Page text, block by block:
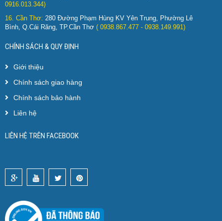
0916.013.344)
16. Cần Thơ: 280 Đường Phạm Hùng KV Yên Trung, Phường Lê
Bình, Q.Cái Răng, TP.Cần Thơ ( 0938.867.477 - 0938.149.991)
CHÍNH SÁCH & QUY ĐỊNH
Giới thiệu
Chính sách giao hàng
Chính sách bảo hành
Liên hệ
LIÊN HỆ TRÊN FACEBOOK